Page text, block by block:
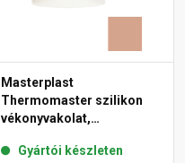
Masterplast
Thermomaster szilikon
vékonyvakolat,
12-C 25 kg
Gyártói készleten